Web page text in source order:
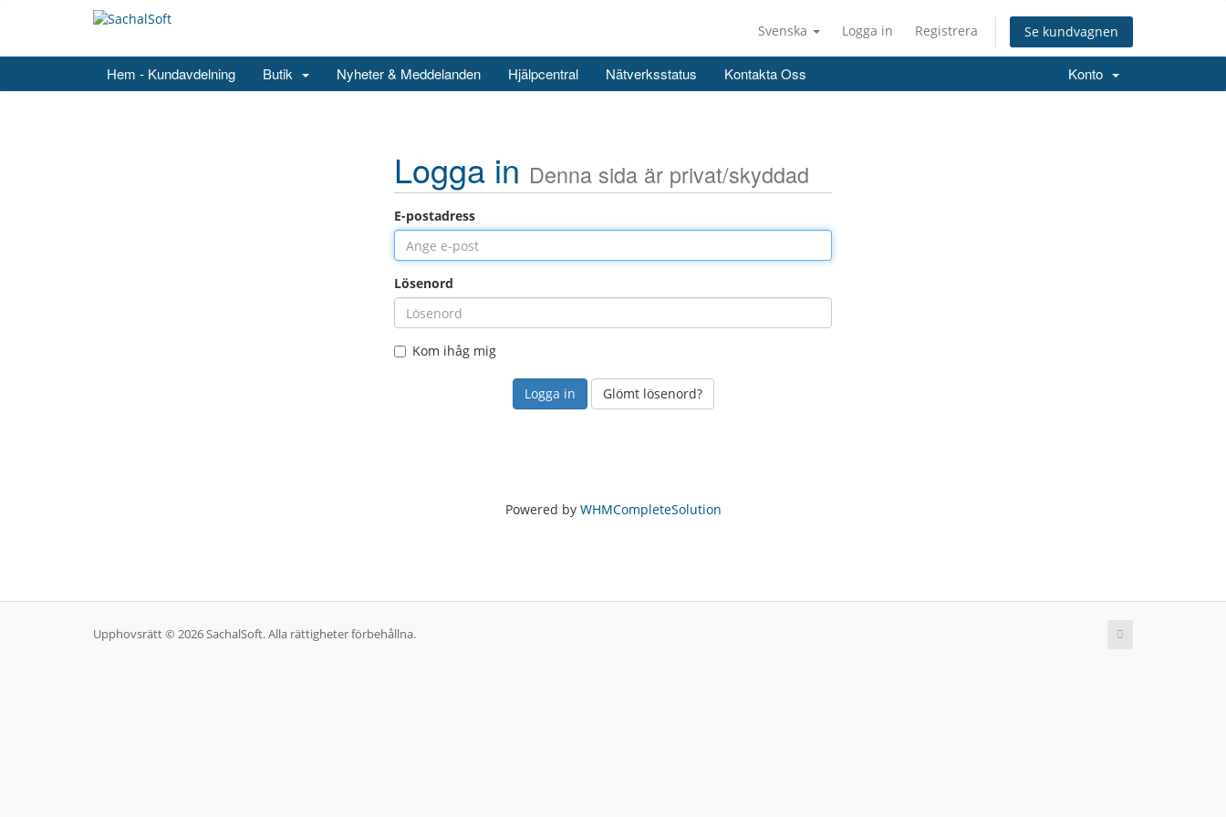
Svenska Logga in Registrera Se kundvagnen
Hem - Kundavdelning Butik Nyheter & Meddelanden Hjälpcentral Nätverksstatus Kontakta Oss Konto
Logga in Denna sida är privat/skyddad
E-postadress
Lösenord
Kom ihåg mig
Glömt lösenord?
Powered by WHMCompleteSolution
Upphovsrätt © 2026 SachalSoft. Alla rättigheter förbehållna.